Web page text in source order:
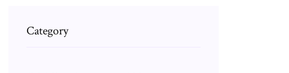
Category